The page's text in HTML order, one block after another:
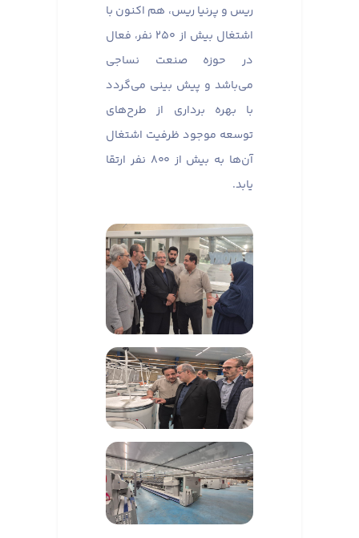
ریس و پرنیا ریس، هم اکنون با
اشتغال بیش از ۲۵۰ نفر، فعال
در حوزه صنعت نساجی
می‌باشد و پیش بینی می‌گردد
با بهره برداری از طرح‌های
توسعه موجود ظرفیت اشتغال
آن‌ها به بیش از ۸۰۰ نفر ارتقا
یابد.